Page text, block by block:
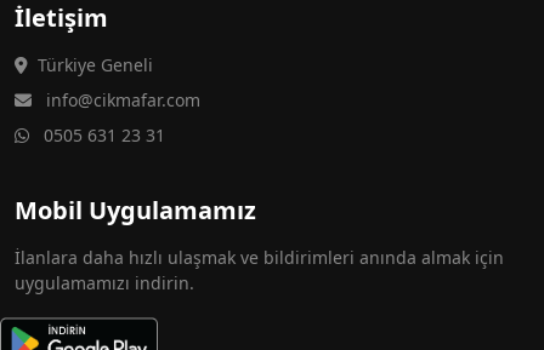
İletişim
Türkiye Geneli
info@cikmafar.com
0505 631 23 31
Mobil Uygulamamız
İlanlara daha hızlı ulaşmak ve bildirimleri anında almak için
uygulamamızı indirin.